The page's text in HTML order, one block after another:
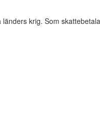
krig. Som